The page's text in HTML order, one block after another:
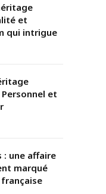
et
qui intrigue
et
: une affaire
marqué
française